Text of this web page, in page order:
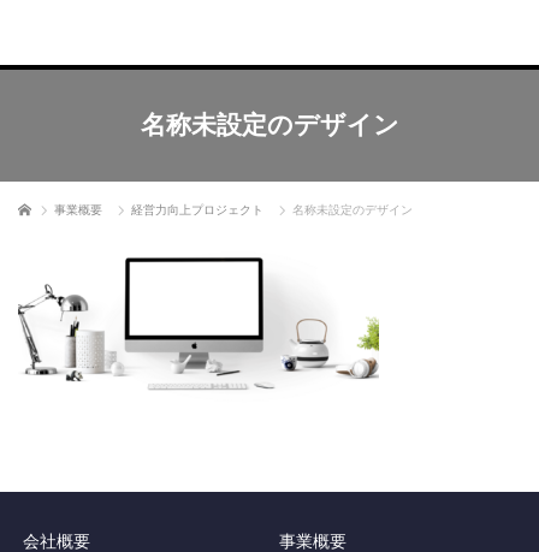
名称未設定のデザイン
ホーム 事業概要 経営力向上プロジェクト 名称未設定のデザイン
会社概要 事業概要